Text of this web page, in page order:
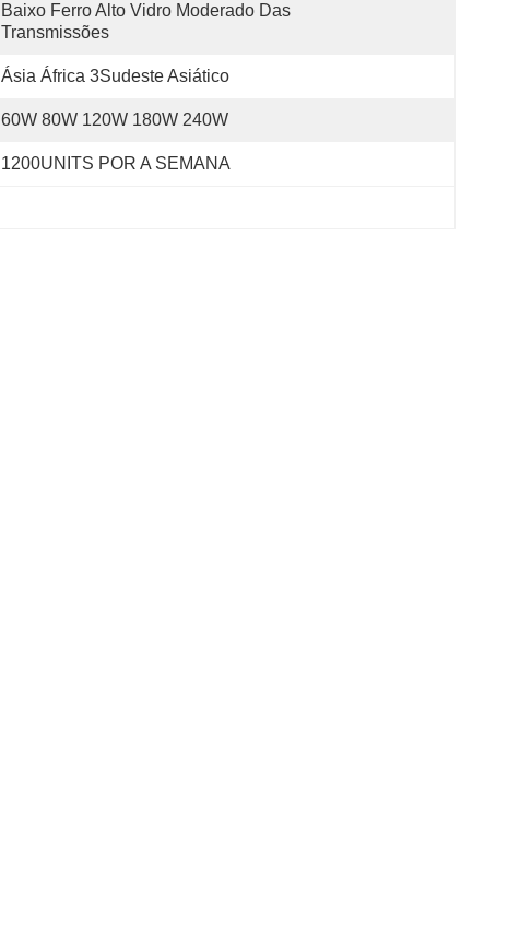
Baixo Ferro Alto Vidro Moderado Das
Transmissões
Ásia África 3Sudeste Asiático
60W 80W 120W 180W 240W
1200UNITS POR A SEMANA